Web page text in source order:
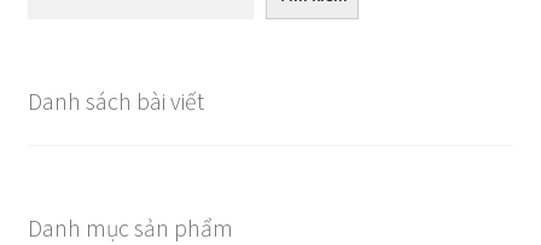
Danh sách bài viết
Danh mục sản phẩm